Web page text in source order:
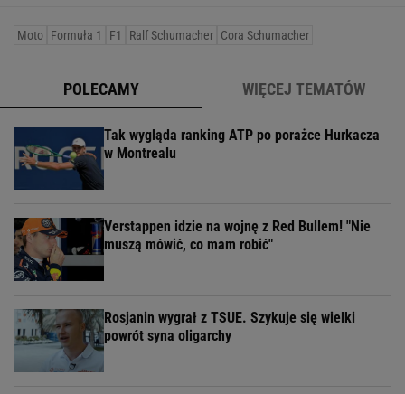
Moto Formuła 1 F1 Ralf Schumacher Cora Schumacher
POLECAMY WIĘCEJ TEMATÓW
Tak wygląda ranking ATP po porażce Hurkacza
w Montrealu
Verstappen idzie na wojnę z Red Bullem! "Nie
muszą mówić, co mam robić"
Rosjanin wygrał z TSUE. Szykuje się wielki
powrót syna oligarchy